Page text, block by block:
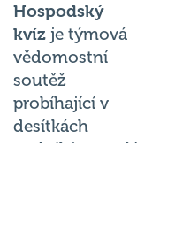
Hospodský
kvíz je týmová
vědomostní
soutěž
probíhající v
desítkách
podniků po celé